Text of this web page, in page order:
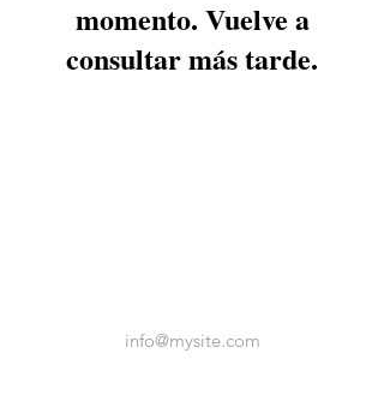
momento. Vuelve a
consultar más tarde.
info@mysite.com